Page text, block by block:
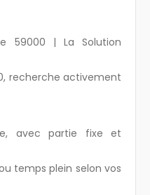
59000 | La Solution
recherche activement
avec partie fixe et
temps plein selon vos